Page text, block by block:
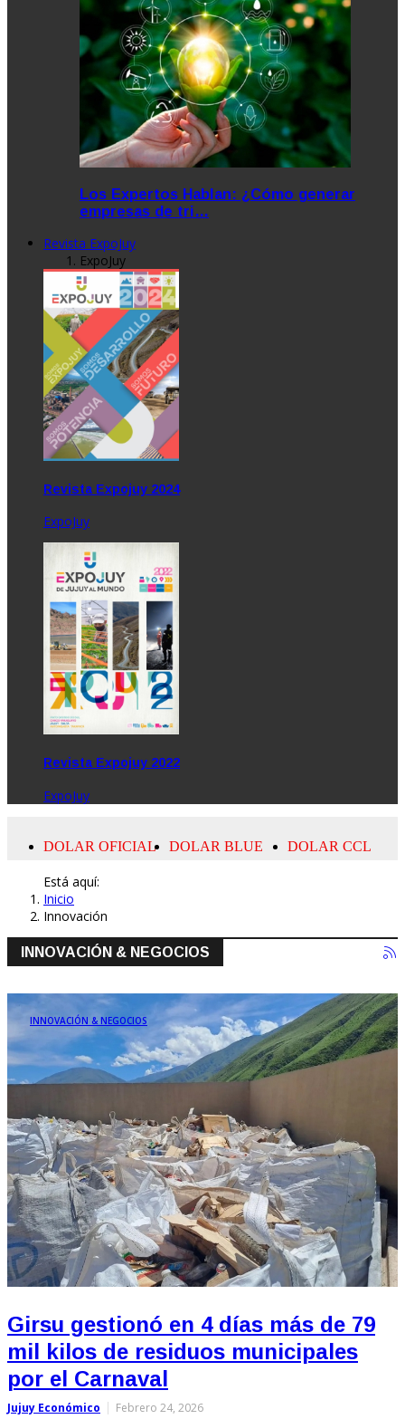
Los Expertos Hablan: ¿Cómo generar
empresas de tri…
Revista ExpoJuy
ExpoJuy
Revista Expojuy 2024
ExpoJuy
Revista Expojuy 2022
ExpoJuy
Está aquí:
Inicio
Innovación
INNOVACIÓN & NEGOCIOS
INNOVACIÓN & NEGOCIOS
Girsu gestionó en 4 días más de 79
mil kilos de residuos municipales
por el Carnaval
Jujuy Económico Febrero 24, 2026